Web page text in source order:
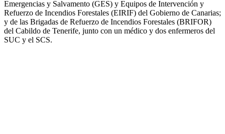
Emergencias y Salvamento (GES) y Equipos de Intervención y
Refuerzo de Incendios Forestales (EIRIF) del Gobierno de Canarias;
y de las Brigadas de Refuerzo de Incendios Forestales (BRIFOR)
del Cabildo de Tenerife, junto con un médico y dos enfermeros del
SUC y el SCS.